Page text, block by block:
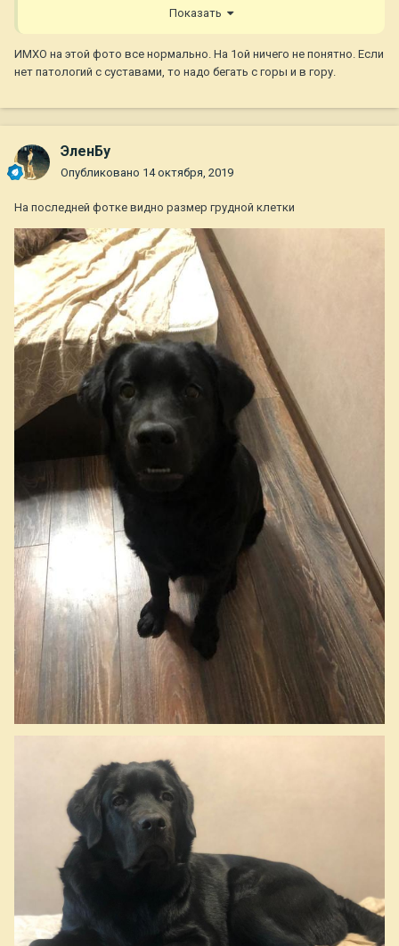
Показать
ИМХО на этой фото все нормально. На 1ой ничего не понятно. Если
нет патологий с суставами, то надо бегать с горы и в гору.
ЭленБу
Опубликовано 14 октября, 2019
На последней фотке видно размер грудной клетки